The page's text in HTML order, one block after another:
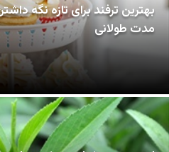
بهترین ترفند برای تازه نگه
مدت طولانی